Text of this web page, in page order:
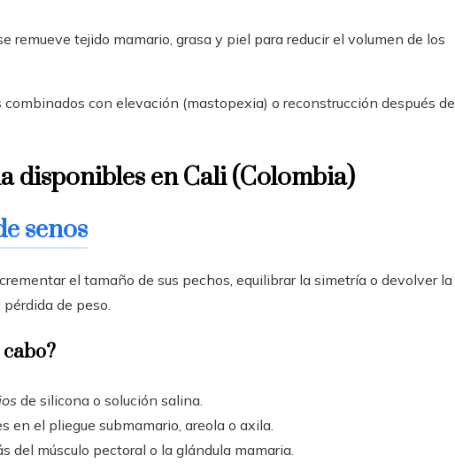
remueve tejido mamario, grasa y piel para reducir el volumen de los
con elevación (mastopexia) o reconstrucción después de
disponibles en Cali (Colombia)
senos
el tamaño de sus pechos, equilibrar la simetría o devolver la
de peso.
de silicona o solución salina.
en el pliegue submamario, areola o axila.
del músculo pectoral o la glándula mamaria.